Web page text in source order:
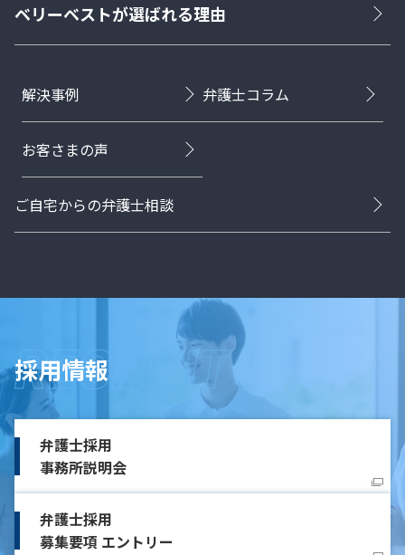
ベリーベストが選ばれる理由
解決事例 弁護士コラム
お客さまの声
ご自宅からの弁護士相談
採用情報
弁護士採用
事務所説明会
弁護士採用
募集要項 エントリー